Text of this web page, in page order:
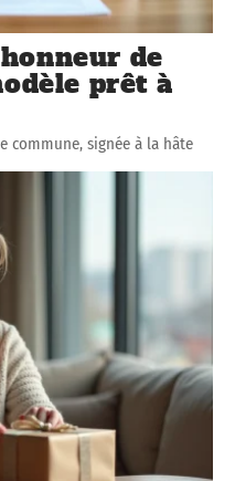
de
prêt à
commune, signée à la hâte